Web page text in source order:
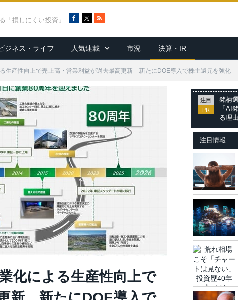
「損しにくい投資」
c
e
b
o
k
R
S
ジネス・ライフ 人気連載 市況 決算・IR
生産性向上で売上高・営業利益が過去最高更新 新たにDOE導入で株主還元を強化
化による生産性向上で
注目
PR
銘柄
「AI
る理由
注目情報